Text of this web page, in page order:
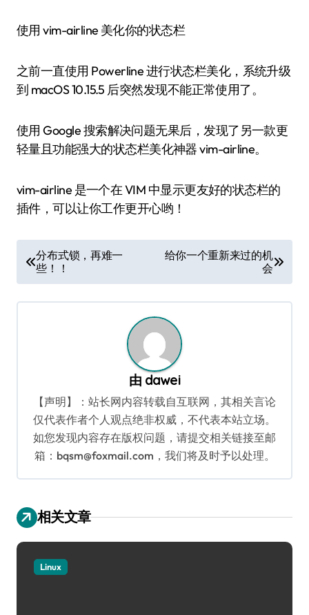
使用 vim-airline 美化你的状态栏
之前一直使用 Powerline 进行状态栏美化，系统升级
到 macOS 10.15.5 后突然发现不能正常使用了。
使用 Google 搜索解决问题无果后，发现了另一款更
轻量且功能强大的状态栏美化神器 vim-airline。
vim-airline 是一个在 VIM 中显示更友好的状态栏的
插件，可以让你工作更开心哟！
章
导
分布式锁，再难一
些！！
给你一个重新来过的机
会
由 dawei
【声明】：站长网内容转载自互联网，其相关言论
仅代表作者个人观点绝非权威，不代表本站立场。
如您发现内容存在版权问题，请提交相关链接至邮
箱：bqsm@foxmail.com，我们将及时予以处理。
相关文章
Linux